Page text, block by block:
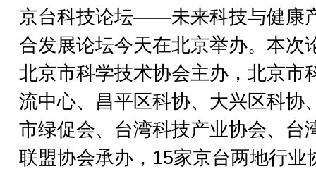
京台科技论坛——未来科技与健康
合发展论坛今天在北京举办。本次
北京市科学技术协会主办，北京市
流中心、昌平区科协、大兴区科协
市绿促会、台湾科技产业协会、台
联盟协会承办，15家京台两地行业